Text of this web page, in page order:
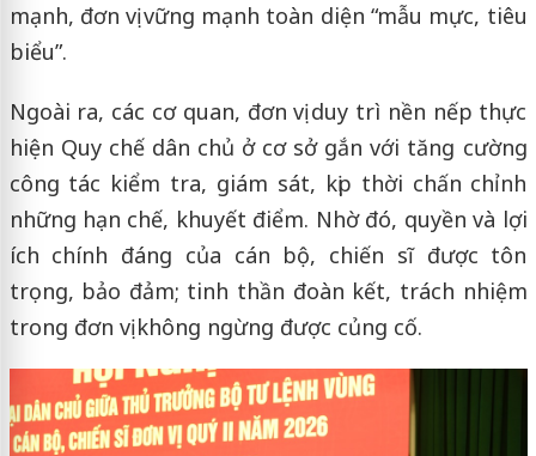
mạnh, đơn vị vững mạnh toàn diện “mẫu mực, tiêu
biểu”.
Ngoài ra, các cơ quan, đơn vị duy trì nền nếp thực
hiện Quy chế dân chủ ở cơ sở gắn với tăng cường
công tác kiểm tra, giám sát, kịp thời chấn chỉnh
những hạn chế, khuyết điểm. Nhờ đó, quyền và lợi
ích chính đáng của cán bộ, chiến sĩ được tôn
trọng, bảo đảm; tinh thần đoàn kết, trách nhiệm
trong đơn vị không ngừng được củng cố.